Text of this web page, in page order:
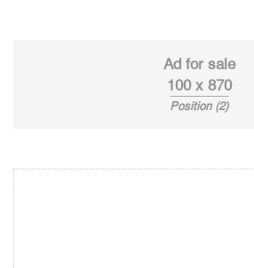
Ad for sale
100 x 870
Position (2)